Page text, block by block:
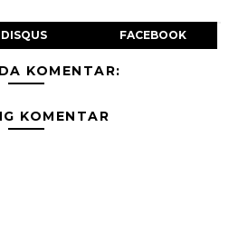
DISQUS FACEBOOK
KOMENTAR:
KOMENTAR